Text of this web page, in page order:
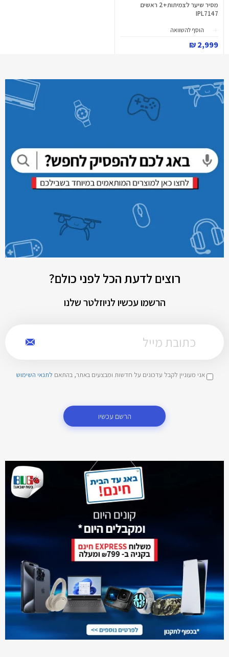
מסיר שיער לצמיתות+2 ראשים
IPL7147
הוסף להשוואה
2,999 ₪
רוצים לדעת הכל לפני כולם?
הרשמו עכשיו לניוזלטר שלנו
אני מעוניין לקבל עדכונים על חדשות ומבצעים באתר, בהתאם לתנאי השימוש
הרשם עכשיו